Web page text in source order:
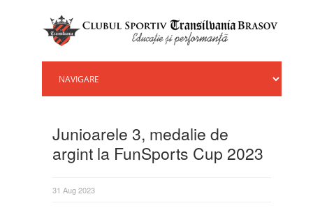
Junioarele 3, medalie de
argint la FunSports Cup 2023
31 Aug 2023